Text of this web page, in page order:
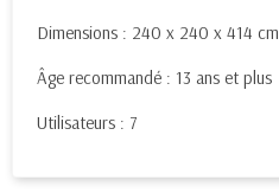
Dimensions : 240 x 240 x 414 cm
Âge recommandé : 13 ans et plus
Utilisateurs : 7